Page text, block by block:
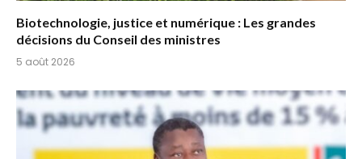
Biotechnologie, justice et numérique : Les grandes
décisions du Conseil des ministres
5 août 2026